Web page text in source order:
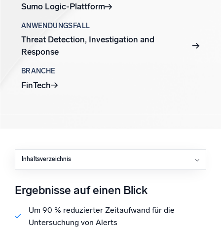
Erkennen und beheben mit umfassender Transparenz
Leistungsstarke Integrationen
Zertifizierungen
Sumo Logic-Plattform
ANWENDUNGSFALL
Threat Detection, Investigation and
Response
BRANCHE
FinTech
Inhaltsverzeichnis
Ergebnisse auf einen Blick
Lösung
Ergebnisse
Ergebnisse auf einen Blick
Um 90 % reduzierter Zeitaufwand für die
Untersuchung von Alerts